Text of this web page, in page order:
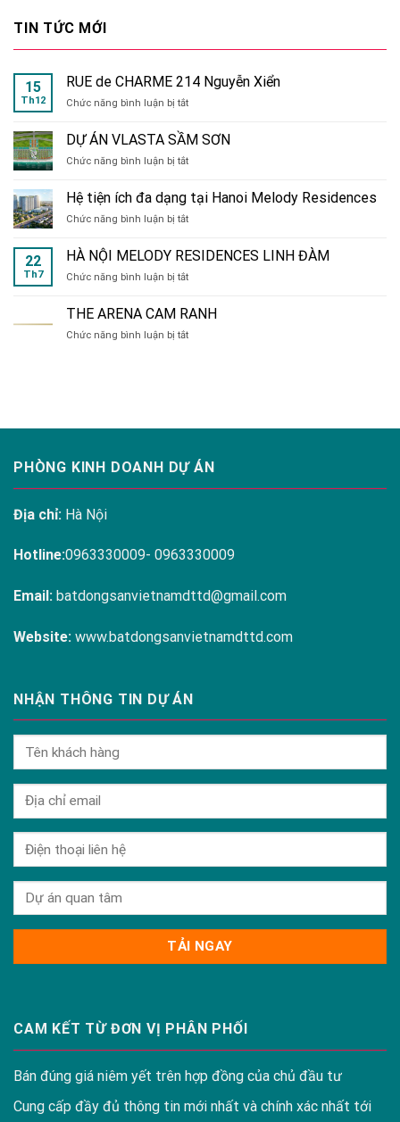
TIN TỨC MỚI
15
Th12
RUE de CHARME 214 Nguyễn Xiển
Chức năng bình luận bị tắtở
de
CHARME
214
Xiển
DỰ ÁN VLASTA SẦM SƠN
Chức năng bình luận bị tắtở
ÁN
VLASTA
SẦM
Hệ tiện ích đa dạng tại Hanoi Melody Residences
Chức năng bình luận bị tắtở
tiện
ích
đa
tại
Melody
22
Th7
HÀ NỘI MELODY RESIDENCES LINH ĐÀM
Chức năng bình luận bị tắtở
NỘI
MELODY
RESIDENCES
THE ARENA CAM RANH
Chức năng bình luận bị tắtở
PHÒNG KINH DOANH DỰ ÁN
Địa chỉ: Hà Nội
Hotline:0963330009- 0963330009
Email: batdongsanvietnamdttd@gmail.com
Website: www.batdongsanvietnamdttd.com
NHẬN THÔNG TIN DỰ ÁN
CAM KẾT TỪ ĐƠN VỊ PHÂN PHỐI
Bán đúng giá niêm yết trên hợp đồng của chủ đầu tư
Cung cấp đầy đủ thông tin mới nhất và chính xác nhất tới